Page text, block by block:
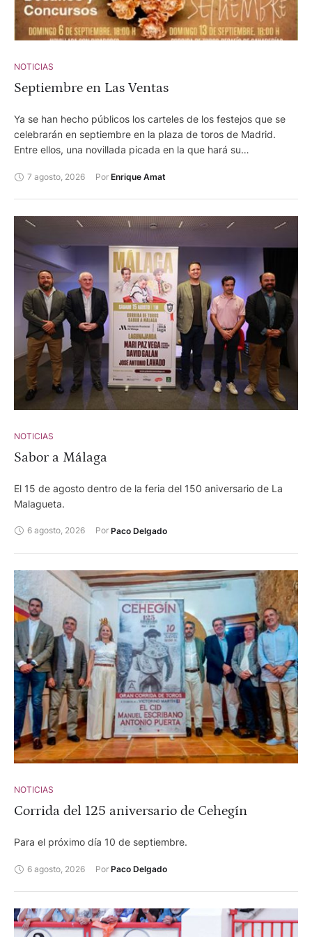
NOTICIAS
Septiembre en Las Ventas
Ya se han hecho públicos los carteles de los festejos que se
celebrarán en septiembre en la plaza de toros de Madrid.
Entre ellos, una novillada picada en la que hará su
Meliana Adrián Centerera, quien también está anunciado en la
desafío ganadero y otra concurso de ganaderías. Los carteles
Pasquau, Ángel Luis Peña, La Machamona, Chamaco,
Guadajira, José González. Adrián Centenera, Tomás González
y Andrés García. 13 de septiembre -. Corrida de toros desafío
ganadero con reses de Valdellán y Juan Luis Fraile para Pérez
Mota, Alberto Lamelas y José Carlos Venegas. 20 de
septiembre -. Corrida de toros desafío ganadero con
astados de Veiga Teixeira y Partido de Resina para Fermín
Rivera, Damián Castaño y Gómez del Pilar. 27 de
septiembre-. Corrida de toros concurso de ganaderías. Toros
de Saltillo, Palha, Castillejo de Huebra, Conde de la Corte,
Pallarés y Valldellán para Isaac Fonseca, Cristian Pérez y
7 agosto, 2026 Por Enrique Amat
NOTICIAS
Sabor a Málaga
El 15 de agosto dentro de la feria del 150 aniversario de La
Malagueta.
6 agosto, 2026 Por Paco Delgado
NOTICIAS
Corrida del 125 aniversario de Cehegín
Para el próximo día 10 de septiembre.
6 agosto, 2026 Por Paco Delgado